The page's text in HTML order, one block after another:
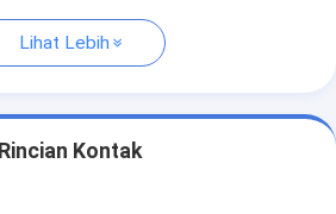
Lihat Lebih
Rincian Kontak